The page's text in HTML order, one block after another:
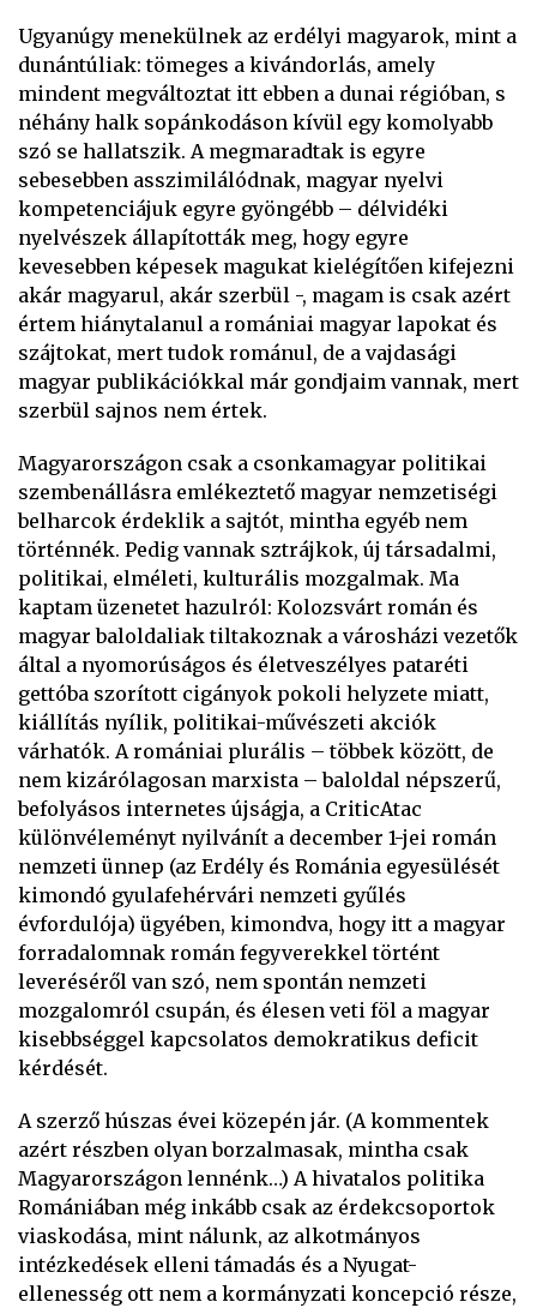
Ugyanúgy menekülnek az erdélyi magyarok, mint a
dunántúliak: tömeges a kivándorlás, amely
mindent megváltoztat itt ebben a dunai régióban, s
néhány halk sopánkodáson kívül egy komolyabb
szó se hallatszik. A megmaradtak is egyre
sebesebben asszimilálódnak, magyar nyelvi
kompetenciájuk egyre gyöngébb – délvidéki
nyelvészek állapították meg, hogy egyre
kevesebben képesek magukat kielégítően kifejezni
akár magyarul, akár szerbül -, magam is csak azért
értem hiánytalanul a romániai magyar lapokat és
szájtokat, mert tudok románul, de a vajdasági
magyar publikációkkal már gondjaim vannak, mert
szerbül sajnos nem értek.
Magyarországon csak a csonkamagyar politikai
szembenállásra emlékeztető magyar nemzetiségi
belharcok érdeklik a sajtót, mintha egyéb nem
történnék. Pedig vannak sztrájkok, új társadalmi,
politikai, elméleti, kulturális mozgalmak. Ma
kaptam üzenetet hazulról: Kolozsvárt román és
magyar baloldaliak tiltakoznak a városházi vezetők
által a nyomorúságos és életveszélyes pataréti
gettóba szorított cigányok pokoli helyzete miatt,
kiállítás nyílik, politikai-művészeti akciók
várhatók. A romániai plurális – többek között, de
nem kizárólagosan marxista – baloldal népszerű,
befolyásos internetes újságja, a CriticAtac
különvéleményt nyilvánít a december 1-jei román
nemzeti ünnep (az Erdély és Románia egyesülését
kimondó gyulafehérvári nemzeti gyűlés
évfordulója) ügyében, kimondva, hogy itt a magyar
forradalomnak román fegyverekkel történt
leveréséről van szó, nem spontán nemzeti
mozgalomról csupán, és élesen veti föl a magyar
kisebbséggel kapcsolatos demokratikus deficit
kérdését.
A szerző húszas évei közepén jár. (A kommentek
azért részben olyan borzalmasak, mintha csak
Magyarországon lennénk…) A hivatalos politika
Romániában még inkább csak az érdekcsoportok
viaskodása, mint nálunk, az alkotmányos
intézkedések elleni támadás és a Nyugat-
ellenesség ott nem a kormányzati koncepció része,